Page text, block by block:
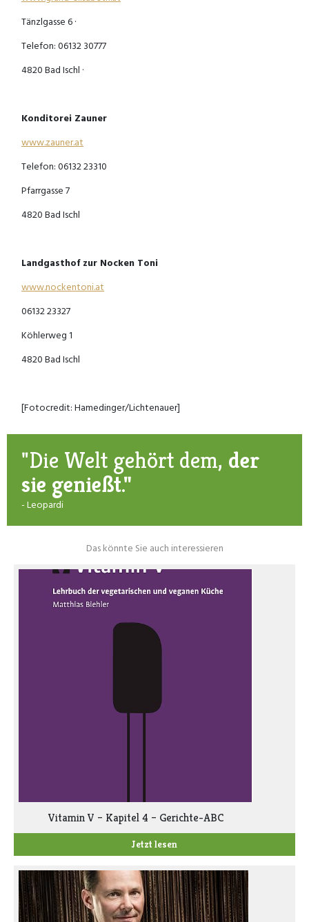
Tänzlgasse 6 ·
Telefon: 06132 30777
4820 Bad Ischl ·
Konditorei Zauner
www.zauner.at
Telefon: 06132 23310
Pfarrgasse 7
4820 Bad Ischl
Landgasthof zur Nocken Toni
www.nockentoni.at
06132 23327
Köhlerweg 1
4820 Bad Ischl
[Fotocredit: Hamedinger/Lichtenauer]
"Die Welt gehört dem, der
sie genießt."
- Leopardi
Das könnte Sie auch interessieren
Vitamin V – Kapitel 4 – Gerichte-ABC
Jetzt lesen